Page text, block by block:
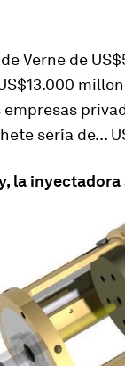
Verne de
empresas
sería de...
la inyectadora